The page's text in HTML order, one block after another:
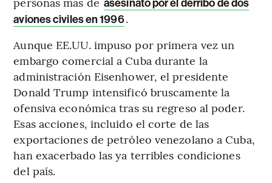
asesinato por el derribo de dos
aviones civiles en 1996.
Aunque EE.UU. impuso por primera vez un
embargo comercial a Cuba durante la
administración Eisenhower, el presidente
Donald Trump intensificó bruscamente la
ofensiva económica tras su regreso al poder.
Esas acciones, incluido el corte de las
exportaciones de petróleo venezolano a Cuba,
han exacerbado las ya terribles condiciones
del país.